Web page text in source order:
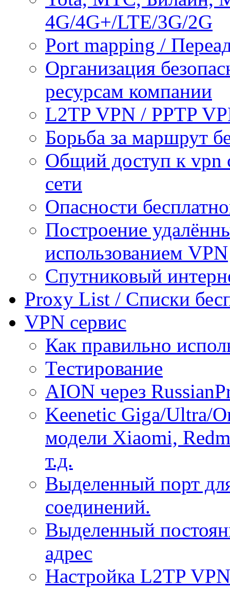
4G/4G+/LTE/3G/2G
Port mapping /
Организация
ресурсам компании
L2TP VPN / PPTP
Борьба за маршрут
Общий доступ к vpn
сети
Опасности
Построение
использованием VPN
Спутниковый
Proxy List / Списки
VPN сервис
Как правильно
Тестирование
AION через
Keenetic Giga/Ultra/
модели Xiaomi,
т.д.
Выделенный порт
соединений.
Выделенный
адрес
Настройка L2TP